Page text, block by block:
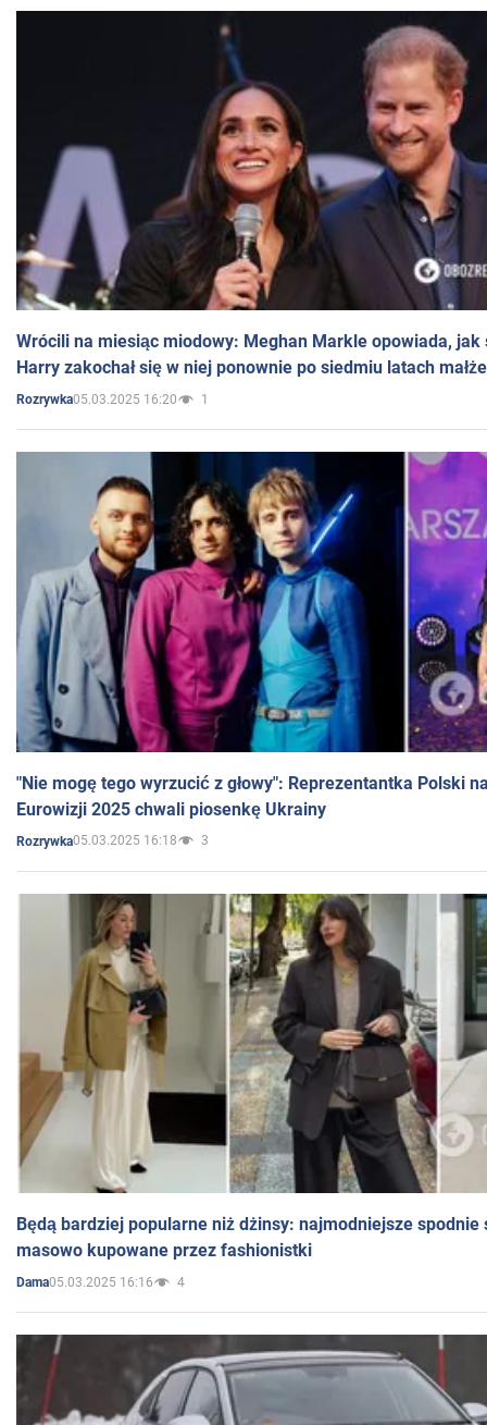
Wrócili na miesiąc miodowy: Meghan Markle opowiada, jak
Harry zakochał się w niej ponownie po siedmiu latach
Rozrywka05.03.2025 16:20 1
"Nie mogę tego wyrzucić z głowy": Reprezentantka Polski
Eurowizji 2025 chwali piosenkę Ukrainy
Rozrywka05.03.2025 16:18 3
Będą bardziej popularne niż dżinsy: najmodniejsze spodnie
masowo kupowane przez fashionistki
Dama05.03.2025 16:16 4